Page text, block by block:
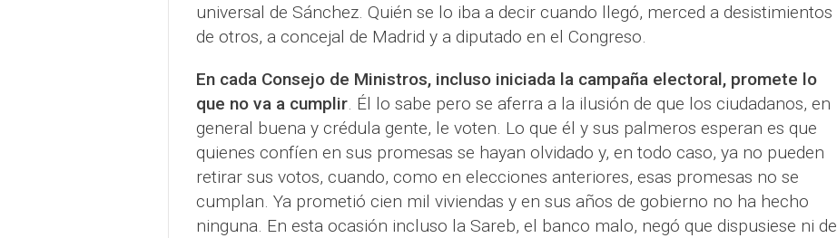
universal de Sánchez. Quién se lo iba a decir cuando llegó, merced a desistimientos
de otros, a concejal de Madrid y a diputado en el Congreso.
En cada Consejo de Ministros, incluso iniciada la campaña electoral, promete lo
que no va a cumplir. Él lo sabe pero se aferra a la ilusión de que los ciudadanos, en
general buena y crédula gente, le voten. Lo que él y sus palmeros esperan es que
quienes confíen en sus promesas se hayan olvidado y, en todo caso, ya no pueden
retirar sus votos, cuando, como en elecciones anteriores, esas promesas no se
cumplan. Ya prometió cien mil viviendas y en sus años de gobierno no ha hecho
ninguna. En esta ocasión incluso la Sareb, el banco malo, negó que dispusiese ni de